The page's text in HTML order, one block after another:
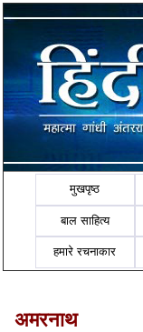
मुखपृष्ठ
बाल साहित्य
हमारे रचनाकार
अमरनाथ